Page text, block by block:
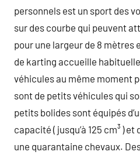
personnels est un sport des
sur des courbe qui peuvent
pour une largeur de 8 mètres
de karting accueille
véhicules au même moment
sont de petits véhicules qui
petits bolides sont équipés
capacité ( jusqu’à 125 cm³ )
une quarantaine chevaux.